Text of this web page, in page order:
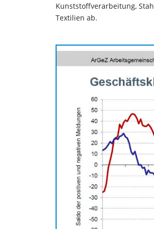
Kunststoffverarbeitung,
Textilien ab.